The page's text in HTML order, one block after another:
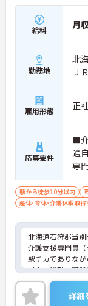
給料 月
勤務地
北
Ｊ
雇用形態 正
応募要件
■
通
専
必
駅から徒歩10分以内
産休･育休･介護休暇取得
北海道石狩郡当
介護支援専門員（
駅チカでありな
イカー通勤も可
ご興味ある方に
詳細をお話しいた
い！
詳細